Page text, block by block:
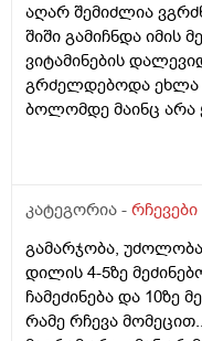
აღარ შემიძლია
შიში გამიჩნდა იმის
ვიტამინების
გრძელდებოდა ეხლა
ბოლომდე მაინც არა
არა.მაშონ
ცუდათ
ონტელექტოც
როზა
კატეგორია - რჩევები
გამარჯობა,
დილის 4-5ზე
ჩამეძინება და 10ზე
რამე რჩევა